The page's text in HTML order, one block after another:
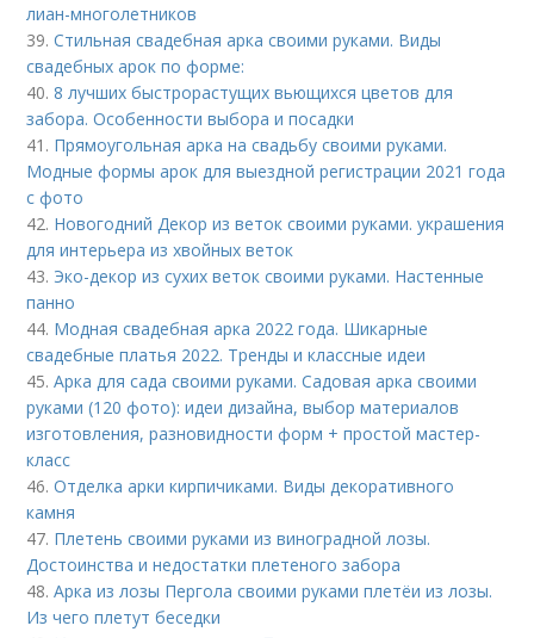
лиан-многолетников
39.Стильная свадебная арка своими руками. Виды
свадебных арок по форме:
40.8 лучших быстрорастущих вьющихся цветов для
забора. Особенности выбора и посадки
41. Прямоугольная арка на свадьбу своими руками.
Модные формы арок для выездной регистрации 2021 года
с фото
42. Новогодний Декор из веток своими руками. украшения
для интерьера из хвойных веток
43. Эко-декор из сухих веток своими руками. Настенные
панно
44. Модная свадебная арка 2022 года. Шикарные
свадебные платья 2022. Тренды и классные идеи
45.Арка для сада своими руками. Садовая арка своими
руками (120 фото): идеи дизайна, выбор материалов
изготовления, разновидности форм + простой мастер-
класс
46.Отделка арки кирпичиками. Виды декоративного
камня
47. Плетень своими руками из виноградной лозы.
Достоинства и недостатки плетеного забора
48.Арка из лозы Пергола своими руками плетёи из лозы.
Из чего плетут беседки